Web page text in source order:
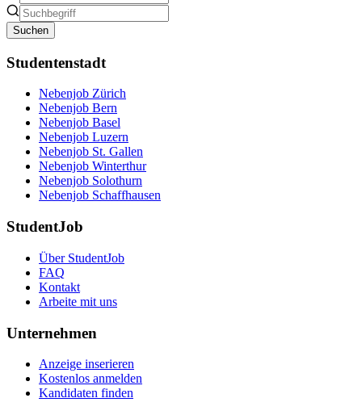
Suchen
Studentenstadt
Nebenjob Zürich
Nebenjob Bern
Nebenjob Basel
Nebenjob Luzern
Nebenjob St. Gallen
Nebenjob Winterthur
Nebenjob Solothurn
Nebenjob Schaffhausen
StudentJob
Über StudentJob
FAQ
Kontakt
Arbeite mit uns
Unternehmen
Anzeige inserieren
Kostenlos anmelden
Kandidaten finden